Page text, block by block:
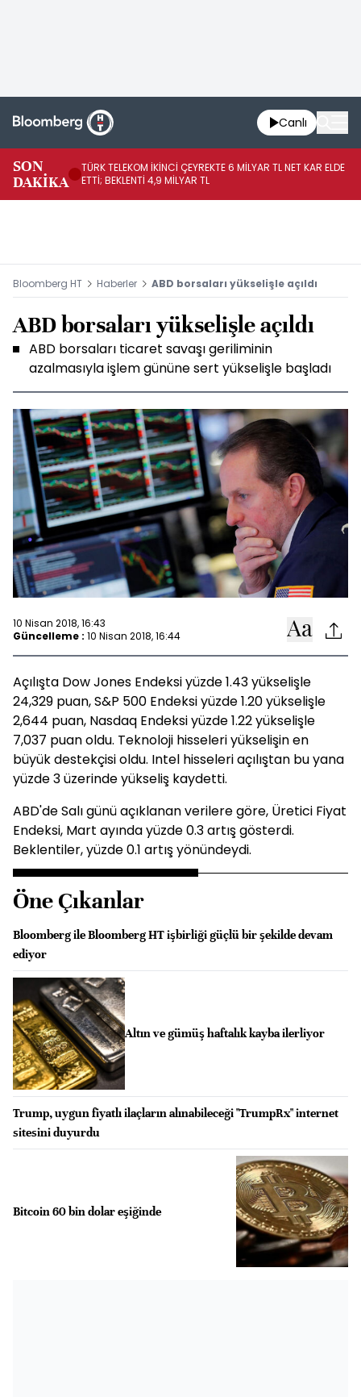
Canlı
SON
DAKİKA
TÜRK TELEKOM İKİNCİ ÇEYREKTE 6 MİLYAR TL NET KAR ELDE
ETTİ; BEKLENTİ 4,9 MİLYAR TL
Bloomberg HT Haberler ABD borsaları yükselişle açıldı
ABD borsaları yükselişle açıldı
ABD borsaları ticaret savaşı geriliminin
azalmasıyla işlem gününe sert yükselişle başladı
10 Nisan 2018, 16:43
Güncelleme : 10 Nisan 2018, 16:44
Açılışta Dow Jones Endeksi yüzde 1.43 yükselişle
24,329 puan, S&P 500 Endeksi yüzde 1.20 yükselişle
2,644 puan, Nasdaq Endeksi yüzde 1.22 yükselişle
7,037 puan oldu. Teknoloji hisseleri yükselişin en
büyük destekçisi oldu. Intel hisseleri açılıştan bu yana
yüzde 3 üzerinde yükseliş kaydetti.
ABD'de Salı günü açıklanan verilere göre, Üretici Fiyat
Endeksi, Mart ayında yüzde 0.3 artış gösterdi.
Beklentiler, yüzde 0.1 artış yönündeydi.
Öne Çıkanlar
Bloomberg ile Bloomberg HT işbirliği güçlü bir şekilde devam
ediyor
Altın ve gümüş haftalık kayba ilerliyor
Trump, uygun fiyatlı ilaçların alınabileceği "TrumpRx" internet
sitesini duyurdu
Bitcoin 60 bin dolar eşiğinde